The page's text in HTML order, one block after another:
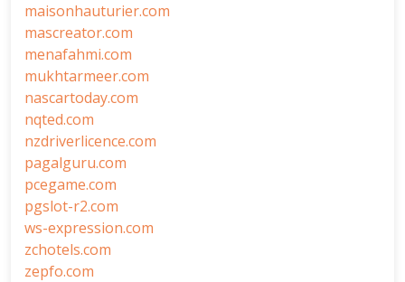
maisonhauturier.com
mascreator.com
menafahmi.com
mukhtarmeer.com
nascartoday.com
nqted.com
nzdriverlicence.com
pagalguru.com
pcegame.com
pgslot-r2.com
ws-expression.com
zchotels.com
zepfo.com